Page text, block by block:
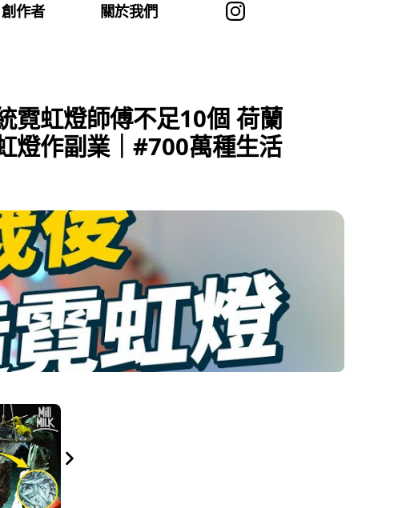
創作者 關於我們
霓虹燈師傅不足10個 荷蘭
燈作副業｜#700萬種生活